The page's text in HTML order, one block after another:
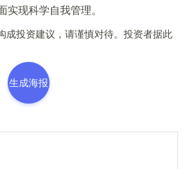
实现科学自我管理。
投资建议，请谨慎对待。投资者据此
生成海报